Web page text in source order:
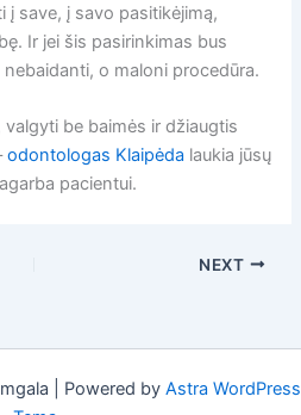
į save, į savo pasitikėjimą,
Ir jei šis pasirinkimas bus
o maloni procedūra.
be baimės ir džiaugtis
odontologas Klaipėda laukia jūsų
pacientui.
NEXT
| Powered by Astra WordPress